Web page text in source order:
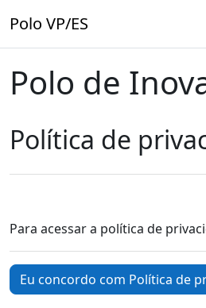
Polo VP/ES
Polo de
Política de
Para acessar a política de
Eu concordo com Política de